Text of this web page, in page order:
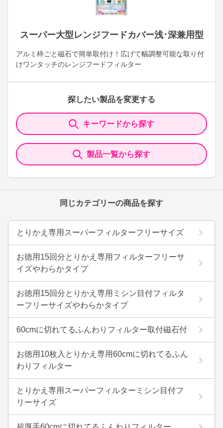
スーパー大型レンジフードカバー浅･深兼用型
アルミ枠ごと磁石で簡単取付け！広げて幅調整可能な取り付
けワンタッチのレンジフードフィルター
探したい製品を変更する
キーワードから探す
製品一覧から探す
同じカテゴリーの商品を探す
とりかえ専用スーパーフィルターフリーサイズ
お徳用15回分とりかえ専用フィルターフリーサ
イズやわらかタイプ
お徳用15回分とりかえ専用ミシン目付フィルタ
ーフリーサイズやわらかタイプ
60cmに切れてるふんわりフィルター取付磁石付
お徳用10枚入とりかえ専用60cmに切れてるふん
わりフィルター
とりかえ専用スーパーフィルターミシン目付フ
リーサイズ